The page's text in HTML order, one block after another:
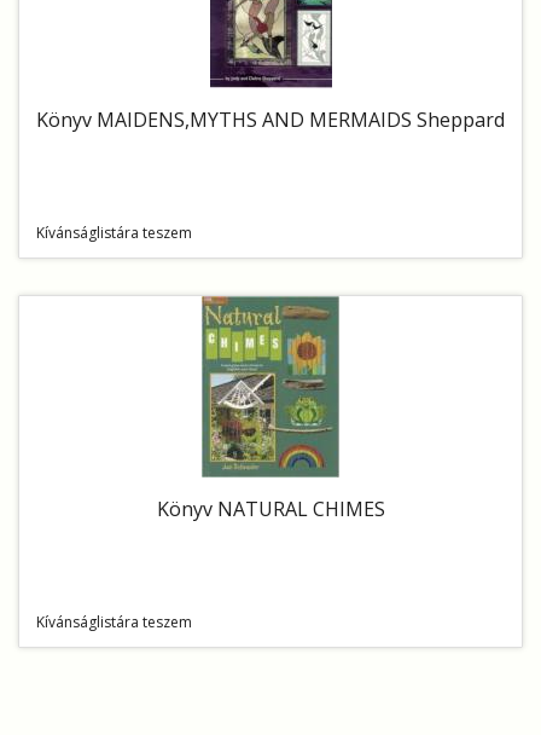
Könyv MAIDENS,MYTHS AND MERMAIDS Sheppard
Kívánságlistára teszem
Könyv NATURAL CHIMES
Kívánságlistára teszem